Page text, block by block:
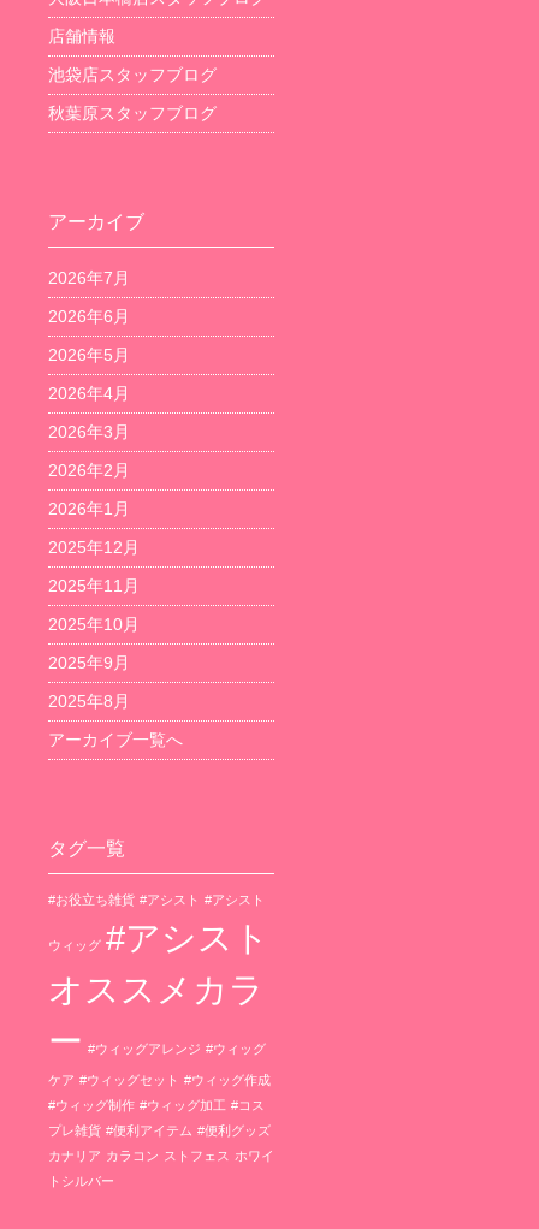
店舗情報
池袋店スタッフブログ
秋葉原スタッフブログ
アーカイブ
2026年7月
2026年6月
2026年5月
2026年4月
2026年3月
2026年2月
2026年1月
2025年12月
2025年11月
2025年10月
2025年9月
2025年8月
アーカイブ一覧へ
タグ一覧
#お役立ち雑貨 #アシスト #アシスト
ウィッグ #アシスト
オススメカラ
ー #ウィッグアレンジ #ウィッグ
ケア #ウィッグセット #ウィッグ作成
#ウィッグ制作 #ウィッグ加工 #コス
プレ雑貨 #便利アイテム #便利グッズ
カナリア カラコン ストフェス ホワイ
トシルバー